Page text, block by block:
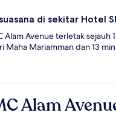
di sekitar Hotel
Alam Avenue terletak sejauh
Maha Mariamman dan 13
Alam